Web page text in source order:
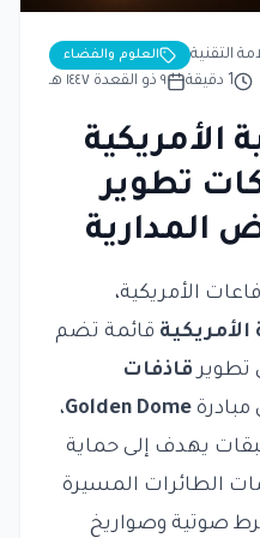
العلوم والفضاء
التقنية
٩ ذو القعدة ١٤٤٧ هـ
1 دقيقة
الأمريكية
تطوير
المدارية
الأمريكية،
قائمة تضم
تطويرقاذفات
Golden Dome،
يهدف إلى حماية
الطائرات المسيرة
صوتية وصواريخ